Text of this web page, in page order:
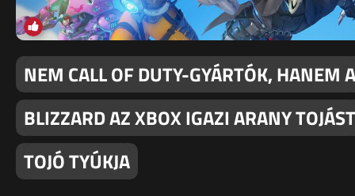
NEM CALL OF DUTY-GYÁRTÓK, HANEM A
BLIZZARD AZ XBOX IGAZI ARANY TOJÁST
TOJÓ TYÚKJA